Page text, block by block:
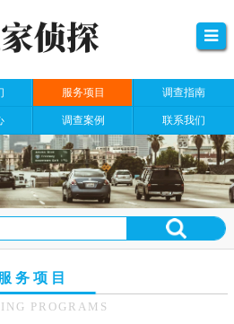
服务项目 调查指南
调查案例 联系我们
务项目
PROGRAMS